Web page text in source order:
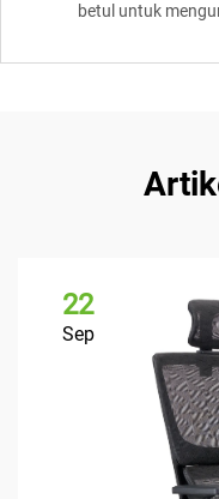
betul untuk
22
Sep